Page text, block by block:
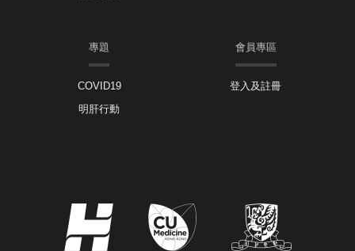
專題
COVID19
明肝行動
會員專區
登入及註冊